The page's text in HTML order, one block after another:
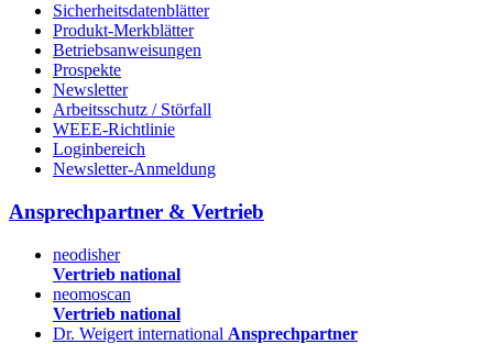
Sicherheitsdatenblätter
Produkt-Merkblätter
Betriebsanweisungen
Prospekte
Newsletter
Arbeitsschutz / Störfall
WEEE-Richtlinie
Loginbereich
Newsletter-Anmeldung
Ansprechpartner & Vertrieb
neodisher
Vertrieb national
neomoscan
Vertrieb national
Dr. Weigert international Ansprechpartner